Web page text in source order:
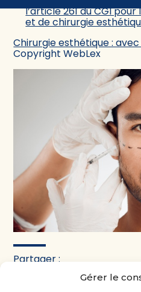
Gérer le
l’article 261 du CGI
et de chirurgie
Chirurgie esthétique : avec
Copyright WebLex
Partager :